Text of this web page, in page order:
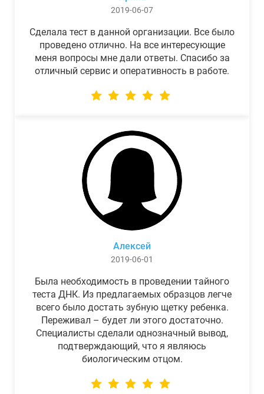
2019-06-07
Сделала тест в данной организации. Все было
проведено отлично. На все интересующие
меня вопросы мне дали ответы. Спасибо за
отличный сервис и оперативность в работе.
Алексей
2019-06-01
Была необходимость в проведении тайного
теста ДНК. Из предлагаемых образцов легче
всего было достать зубную щетку ребенка.
Переживал – будет ли этого достаточно.
Специалисты сделали однозначный вывод,
подтверждающий, что я являюсь
биологическим отцом.